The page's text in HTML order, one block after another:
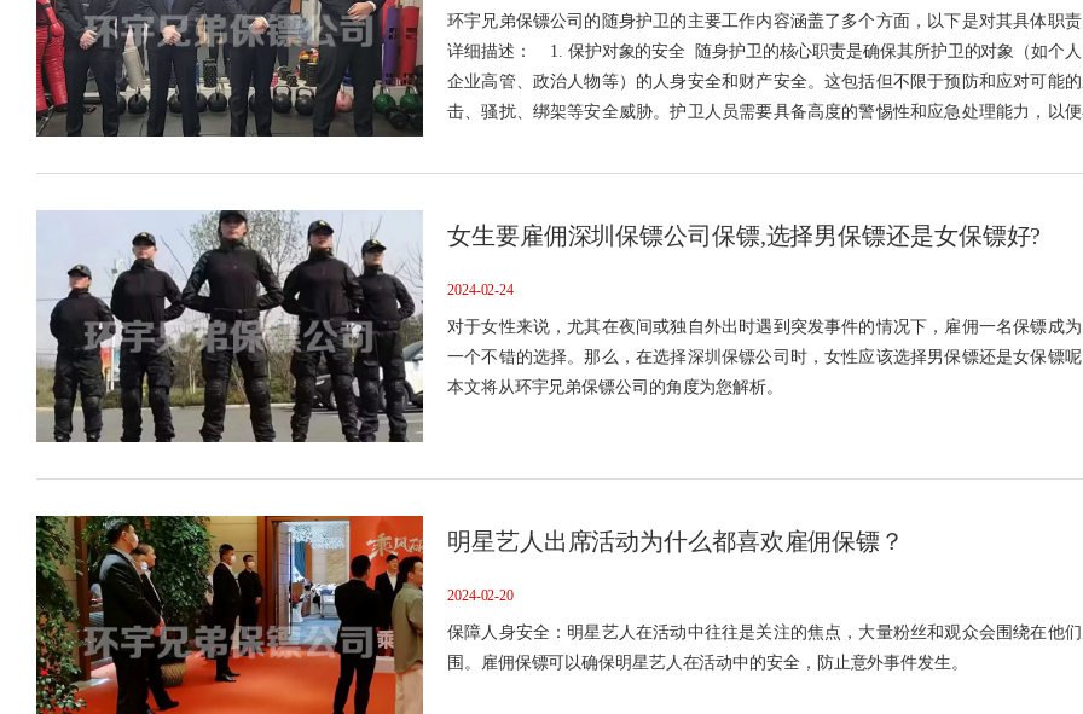
环宇兄弟保镖公司的随身护卫的主要工作内容涵盖了多个方面，以下是对其具体职
详细描述： 1. 保护对象的安全 随身护卫的核心职责是确保其所护卫的对象（如个人
企业高管、政治人物等）的人身安全和财产安全。这包括但不限于预防和应对可能
击、骚扰、绑架等安全威胁。护卫人员需要具备高度的警惕性和应急处理能力，以
女生要雇佣深圳保镖公司保镖,选择男保镖还是女保镖好?
2024-02-24
对于女性来说，尤其在夜间或独自外出时遇到突发事件的情况下，雇佣一名保镖成为
一个不错的选择。那么，在选择深圳保镖公司时，女性应该选择男保镖还是女保镖呢
本文将从环宇兄弟保镖公司的角度为您解析。
明星艺人出席活动为什么都喜欢雇佣保镖？
2024-02-20
保障人身安全：明星艺人在活动中往往是关注的焦点，大量粉丝和观众会围绕在他们
围。雇佣保镖可以确保明星艺人在活动中的安全，防止意外事件发生。